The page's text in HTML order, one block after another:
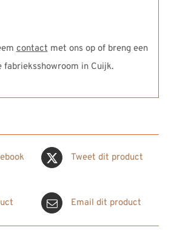
contact met ons op of breng een
fabrieksshowroom in Cuijk.
Tweet dit product
Email dit product